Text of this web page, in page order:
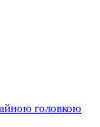
головкою